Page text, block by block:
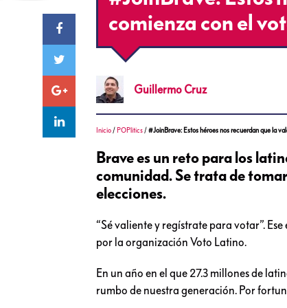
comienza con el
Guillermo Cruz
Inicio / POPlitics /#JoinBrave: Estos héroes nos recuerdan que la
Brave es un reto para los
comunidad. Se trata de
elecciones.
“Sé valiente y regístrate para votar”.
por la organización Voto Latino.
En un año en el que 27.3 millones de
rumbo de nuestra generación. Por